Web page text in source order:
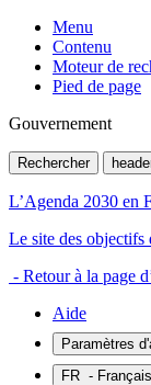
Menu
Contenu
Moteur de
Pied de page
Gouvernement
Rechercher
L’Agenda 2030 en
Le site des
- Retour à la page
Aide
Paramètres
FR - Français